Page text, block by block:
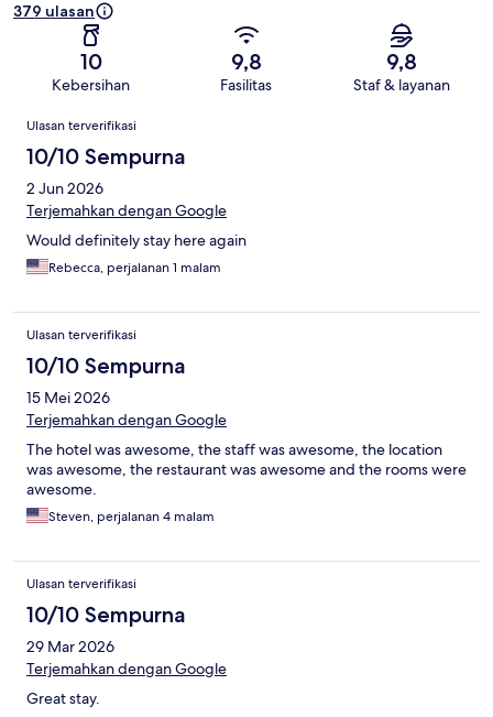
379 ulasan
10
Kebersihan
9,8
Fasilitas
9,8
Staf & layanan
Ulasan
Ulasan terverifikasi
10/10 Sempurna
2 Jun 2026
Terjemahkan dengan Google
Would definitely stay here again
Rebecca, perjalanan 1 malam
Ulasan terverifikasi
10/10 Sempurna
15 Mei 2026
Terjemahkan dengan Google
The hotel was awesome, the staff was awesome, the location
was awesome, the restaurant was awesome and the rooms were
awesome.
Steven, perjalanan 4 malam
Ulasan terverifikasi
10/10 Sempurna
29 Mar 2026
Terjemahkan dengan Google
Great stay.